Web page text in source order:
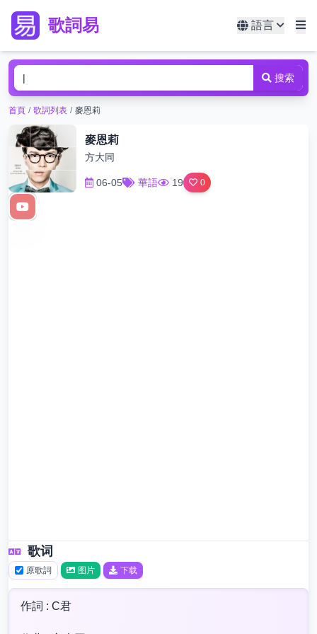
歌詞易 語言
搜索
首頁 / 歌詞列表 / 麥恩莉
麥恩莉
方大同
06-05 華語 19 0
歌词
原歌詞 图片 下载
作詞 : C君